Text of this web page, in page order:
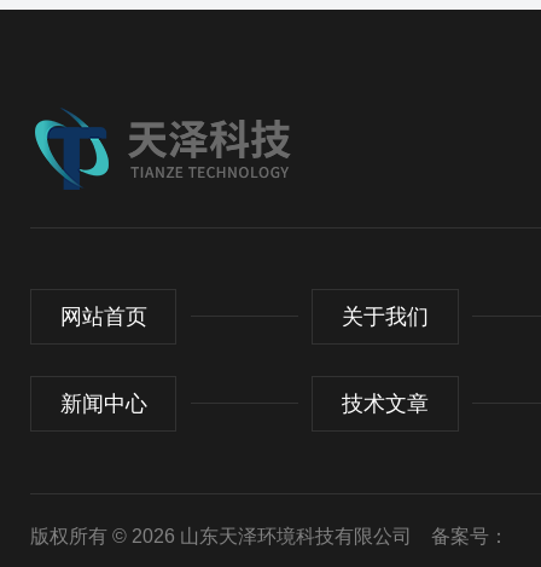
网站首页 关于我们
新闻中心 技术文章
版权所有 © 2026 山东天泽环境科技有限公司 备案号：